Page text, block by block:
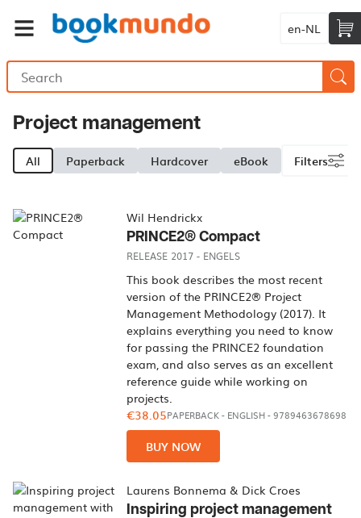
en-NL
Project management
All Paperback Hardcover eBook Filters
Wil Hendrickx
PRINCE2® Compact
RELEASE 2017 - ENGELS
This book describes the most recent
version of the PRINCE2® Project
Management Methodology (2017). It
explains everything you need to know
for passing the PRINCE2 foundation
exam, and also serves as an excellent
reference guide while working on
projects.
€38.05PAPERBACK- ENGLISH- 9789463678698
BUY NOW
Laurens Bonnema & Dick Croes
Inspiring project management